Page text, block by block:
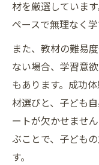
材を厳選していま
ペースで無理なく
また、教材の難易
ない場合、学習意
もあります。成功
材選びと、子ども
ートが欠かせませ
ぶことで、子ども
す。